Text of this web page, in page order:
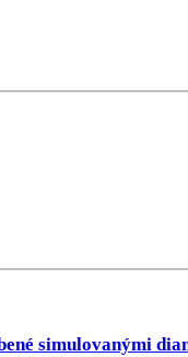
simulovanými